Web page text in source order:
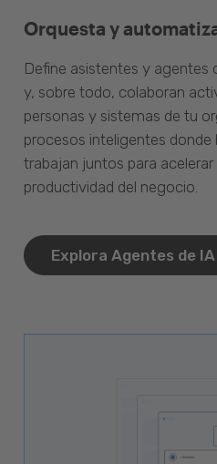
Orquesta y
Define asistentes y agentes
y, sobre todo, colaboran
personas y sistemas de tu
procesos inteligentes
trabajan juntos para
productividad del negocio.
Explora Agentes de IA